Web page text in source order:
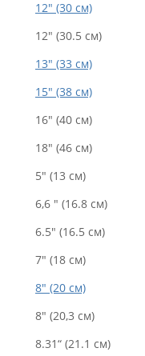
12" (30 см)
12" (30.5 см)
13" (33 см)
15" (38 см)
16" (40 см)
18" (46 см)
5" (13 см)
6,6 " (16.8 см)
6.5" (16.5 см)
7" (18 см)
8" (20 см)
8" (20,3 см)
8.31“ (21.1 см)